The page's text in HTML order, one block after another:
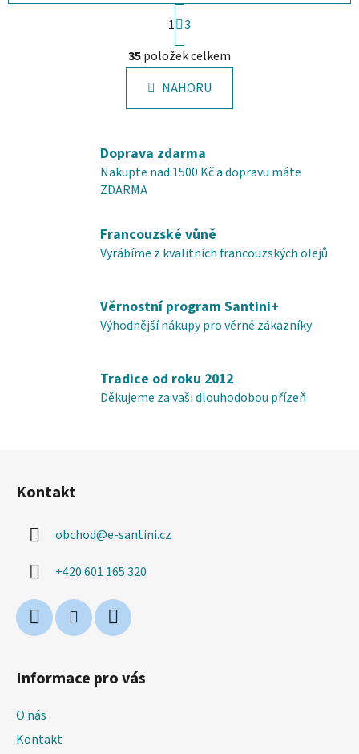
O
v
l
á
d
c
í
k
y
p
i
S
t
r
á
n
k
n
í
1 3
35položek celkem
NAHORU
Doprava zdarma
Nakupte nad 1500 Kč a dopravu máte
ZDARMA
Francouzské vůně
Vyrábíme z kvalitních francouzských olejů
Věrnostní program Santini+
Výhodnější nákupy pro věrné zákazníky
Tradice od roku 2012
Děkujeme za vaši dlouhodobou přízeň
Kontakt
obchod@e-santini.cz
+420 601 165 320
Informace pro vás
O nás
Kontakt